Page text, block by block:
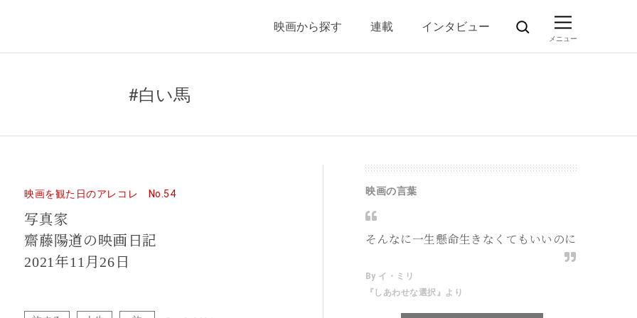
映画から探す 連載 インタビュー
#白い馬
映画を観た日のアレコレ No.54
写真家
齋藤陽道の映画日記
2021年11月26日
映画の言葉
そんなに一生懸命生きなくてもいいのに
By イ・ミリ
『しあわせな選択』より